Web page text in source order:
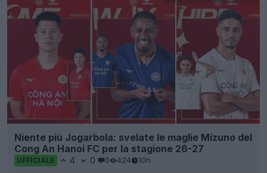
Niente più Jogarbola: svelate le maglie Mizuno del
Cong An Hanoi FC per la stagione 26-27
UFFICIALE 4 0 0 424 10h